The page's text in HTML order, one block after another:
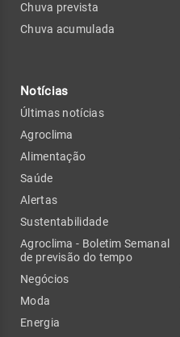
Chuva prevista
Chuva acumulada
Notícias
Últimas notícias
Agroclima
Alimentação
Saúde
Alertas
Sustentabilidade
Agroclima - Boletim Semanal
de previsão do tempo
Negócios
Moda
Energia